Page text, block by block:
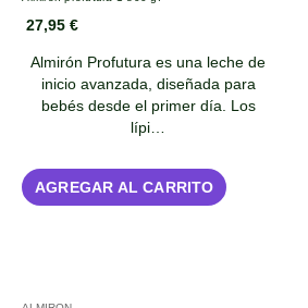
27,95 €
Almirón Profutura es una leche de
inicio avanzada, diseñada para
bebés desde el primer día. Los
lípi…
AGREGAR AL CARRITO